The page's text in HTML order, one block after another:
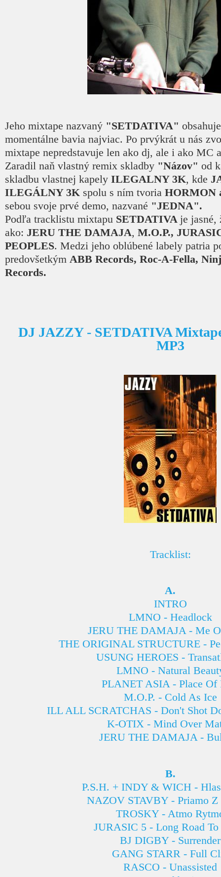
Jeho mixtape nazvaný "SETDATIVA"
momentálne bavia najviac. Po prvýkrát u nás
mixtape nepredstavuje len ako dj, ale i ako MC
Zaradil naň vlastný remix skladby "Názov" od
skladbu vlastnej kapely ILEGALNY 3K, kde
ILEGÁLNY 3K spolu s ním tvoria HORMON
sebou svoje prvé demo, nazvané "JEDNA".
Podľa tracklistu mixtapu SETDATIVA je jasné,
ako: JERU THE DAMAJA, M.O.P.,
PEOPLES. Medzi jeho oblúbené labely patria
predovšetkým ABB Records, Roc-A-Fella,
Records.
DJ JAZZY - SETDATIVA
MP3
Tracklist:
A.
INTRO
LMNO - Headlock
JERU THE DAMAJA - Me
THE ORIGINAL STRUCTURE -
USUNG HEROES -
LMNO - Natural
PLANET ASIA - Place Of
M.O.P. - Cold As Ice
ILL ALL SCRATCHAS - Don't Shot
K-OTIX - Mind Over
JERU THE DAMAJA -
B.
P.S.H. + INDY & WICH -
NAZOV STAVBY - Priamo Z
TROSKY - Atmo
JURASIC 5 - Long Road
BJ DIGBY - Surrender
GANG STARR - Full
RASCO - Unassisted